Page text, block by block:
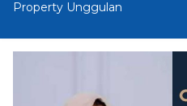
Property Unggulan